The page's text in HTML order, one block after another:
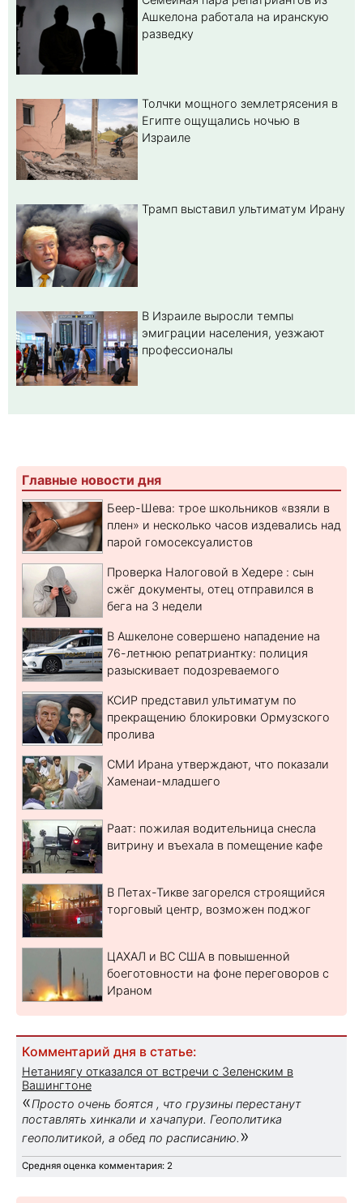
Ашкелона работала на иранскую
разведку
Толчки мощного землетрясения в
Египте ощущались ночью в
Израиле
Трамп выставил ультиматум Ирану
В Израиле выросли темпы
эмиграции населения, уезжают
профессионалы
Главные новости дня
Беер-Шева: трое школьников «взяли в
плен» и несколько часов издевались над
парой гомосексуалистов
Проверка Налоговой в Хедере : сын
сжёг документы, отец отправился в
бега на 3 недели
В Ашкелоне совершено нападение на
76-летнюю репатриантку: полиция
разыскивает подозреваемого
КСИР представил ультиматум по
прекращению блокировки Ормузского
пролива
СМИ Ирана утверждают, что показали
Хаменаи-младшего
Раат: пожилая водительница снесла
витрину и въехала в помещение кафе
В Петах-Тикве загорелся строящийся
торговый центр, возможен поджог
ЦАХАЛ и ВС США в повышенной
боеготовности на фоне переговоров с
Ираном
Комментарий дня в статье:
Нетаниягу отказался от встречи с Зеленским в
Вашингтоне
«Просто очень боятся , что грузины перестанут
поставлять хинкали и хачапури. Геополитика
геополитикой, а обед по расписанию. »
Средняя оценка комментария: 2